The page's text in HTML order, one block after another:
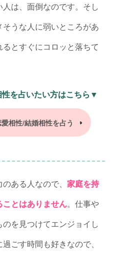
は、面倒なのです。そし
うな人に弱いところがあ
とすぐにコロッと落ちて
を占いたい方はこちら▼
相性/結婚相性を占う
ある人なので、 家庭を持
ことはありません。仕事や
を見つけてエンジョイし
ごす時間も好きなので、